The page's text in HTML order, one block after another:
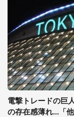
電撃トレードの巨
の存在感薄れ...「